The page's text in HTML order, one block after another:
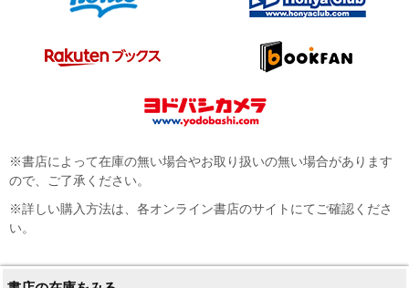
※書店によって在庫の無い場合やお取り扱いの無い場合があります
ので、ご了承ください。
※詳しい購入方法は、各オンライン書店のサイトにてご確認くださ
い。